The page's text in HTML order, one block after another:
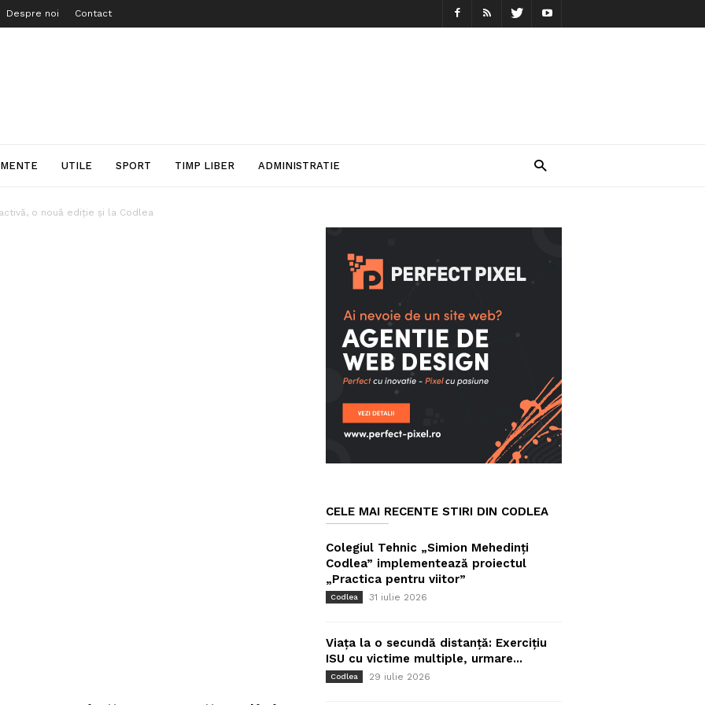
Despre noi Contact
UTILE SPORT TIMP LIBER ADMINISTRATIE
o nouă ediție și la Codlea
CELE MAI RECENTE STIRI DIN CODLEA
Colegiul Tehnic „Simion Mehedinți
Codlea” implementează proiectul
„Practica pentru viitor”
Codlea 31 iulie 2026
Viața la o secundă distanță: Exercițiu
ISU cu victime multiple, urmare...
Codlea 29 iulie 2026